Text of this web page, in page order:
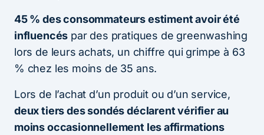
45 % des consommateurs estiment avoir été
influencés par des pratiques de greenwashing
lors de leurs achats, un chiffre qui grimpe à 63
% chez les moins de 35 ans.
Lors de l’achat d’un produit ou d’un service,
deux tiers des sondés déclarent vérifier au
moins occasionnellement les affirmations